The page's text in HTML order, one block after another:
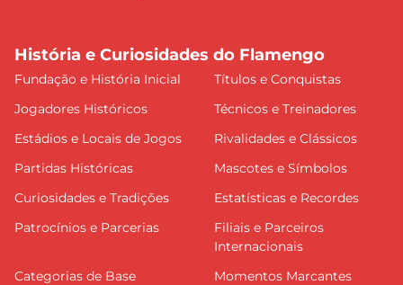
História e Curiosidades do Flamengo
Fundação e História Inicial
Títulos e Conquistas
Jogadores Históricos
Técnicos e Treinadores
Estádios e Locais de Jogos
Rivalidades e Clássicos
Partidas Históricas
Mascotes e Símbolos
Curiosidades e Tradições
Estatísticas e Recordes
Patrocínios e Parcerias
Filiais e Parceiros
Internacionais
Categorias de Base
Momentos Marcantes